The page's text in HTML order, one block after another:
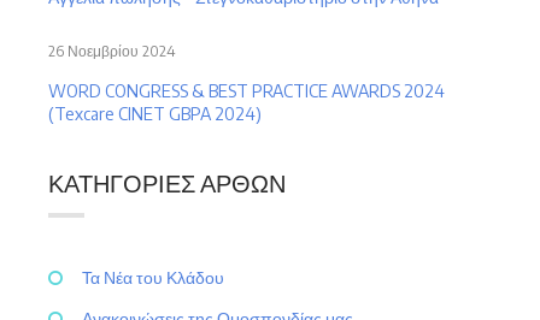
WORD CONGRESS & BEST PRACTICE AWARDS 2024
(Texcare CINET GBPA 2024)
26 Νοεμβρίου 2024
ΚΑΤΗΓΟΡΊΕΣ ΆΡΘΩΝ
Τα Νέα του Κλάδου